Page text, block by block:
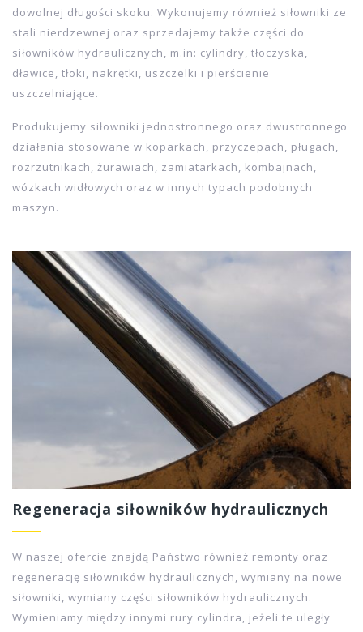
Siłowniki
Zajmujemy się produkcją oraz sprzedażą siłowników
hydraulicznych (cylindrów hydraulicznych) oraz
tłoczysk do siłownikówo określonych średnicach tłoka i
dowolnej długości skoku. Wykonujemy również siłowniki ze
siłowników hydraulicznych, m.in: cylindry, tłoczyska,
dławice, tłoki, nakrętki, uszczelki i pierścienie
uszczelniające.
Produkujemy siłowniki jednostronnego oraz dwustronnego
działania stosowane w koparkach, przyczepach, pługach,
rozrzutnikach, żurawiach, zamiatarkach, kombajnach,
wózkach widłowych oraz w innych typach podobnych